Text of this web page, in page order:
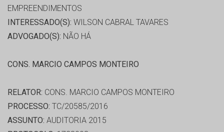
EMPREENDIMENTOS
INTERESSADO(S): WILSON CABRAL TAVARES
ADVOGADO(S): NÃO HÁ
CONS. MARCIO CAMPOS MONTEIRO
RELATOR: CONS. MARCIO CAMPOS MONTEIRO
PROCESSO: TC/20585/2016
ASSUNTO: AUDITORIA 2015